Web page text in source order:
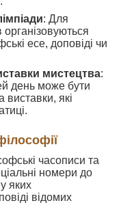
: Для
есе, доповіді чи
мистецтва:
день може бути
виставки, які
часописи та
номери до
яких
відомих